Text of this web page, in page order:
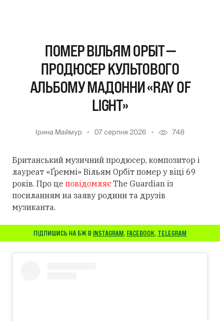
ПОМЕР ВІЛЬЯМ ОРБІТ —
ПРОДЮСЕР КУЛЬТОВОГО
АЛЬБОМУ МАДОННИ «RAY OF
LIGHT»
Ірина Маймур 07 серпня 2026 748
Британський музичний продюсер, композитор і
лауреат «Ґреммі» Вільям Орбіт помер у віці 69
років. Про це повідомляєThe Guardian із
посиланням на заяву родини та друзів
музиканта.
ПІДПИШИСЬ НА БЖ В INSTAGRAM, FACEBOOK, TELEGRAM